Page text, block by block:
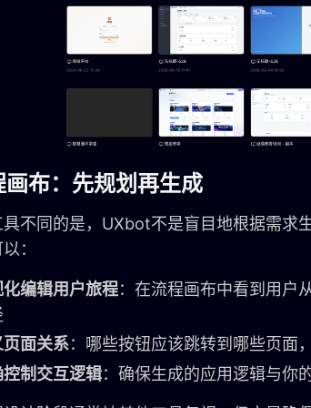
画布：先规划再生成
不同的是，UXbot不是盲目地根据需求
：
编辑用户旅程：在流程画布中看到用
面关系：哪些按钮应该跳转到哪些页面
制交互逻辑：确保生成的应用逻辑与你